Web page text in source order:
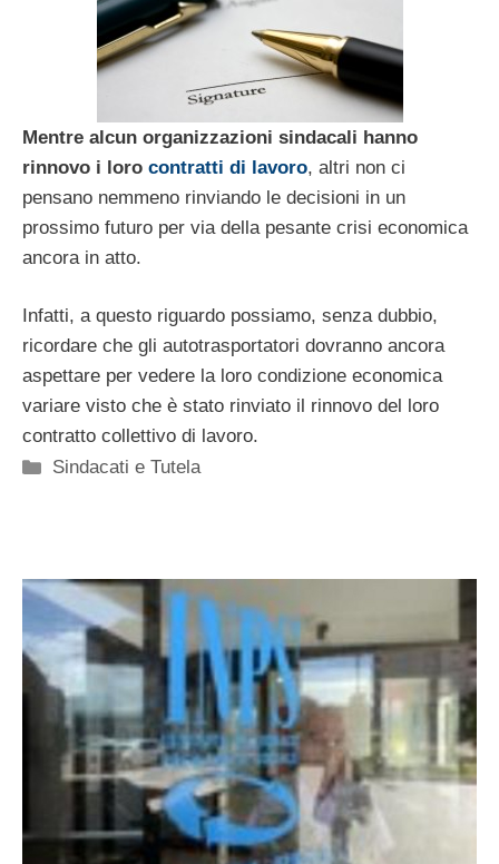
Mentre alcun organizzazioni sindacali hanno
rinnovo i loro contratti di lavoro, altri non ci
pensano nemmeno rinviando le decisioni in un
prossimo futuro per via della pesante crisi economica
ancora in atto.
Infatti, a questo riguardo possiamo, senza dubbio,
ricordare che gli autotrasportatori dovranno ancora
aspettare per vedere la loro condizione economica
variare visto che è stato rinviato il rinnovo del loro
contratto collettivo di lavoro.
Categorie
Sindacati e Tutela